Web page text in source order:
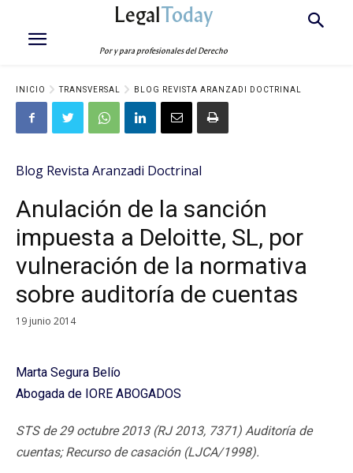
LegalToday
Por y para profesionales del Derecho
INICIO TRANSVERSAL BLOG REVISTA ARANZADI DOCTRINAL
Blog Revista Aranzadi Doctrinal
Anulación de la sanción
impuesta a Deloitte, SL, por
vulneración de la normativa
sobre auditoría de cuentas
19 junio 2014
Marta Segura Belío
Abogada de IORE ABOGADOS
STS de 29 octubre 2013 (RJ 2013, 7371) Auditoría de
cuentas; Recurso de casación (LJCA/1998).